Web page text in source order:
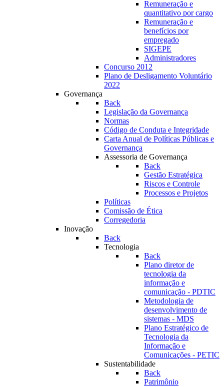
Remuneração e
quantitativo por cargo
Remuneração e
benefícios por
empregado
SIGEPE
Administradores
Concurso 2012
Plano de Desligamento Voluntário
2022
Governança
Back
Legislação da Governança
Normas
Código de Conduta e Integridade
Carta Anual de Políticas Públicas e
Governança
Assessoria de Governança
Back
Gestão Estratégica
Riscos e Controle
Processos e Projetos
Políticas
Comissão de Ética
Corregedoria
Inovação
Back
Tecnologia
Back
Plano diretor de
tecnologia da
informação e
comunicação - PDTIC
Metodologia de
desenvolvimento de
sistemas - MDS
Plano Estratégico de
Tecnologia da
Informação e
Comunicações - PETIC
Sustentabilidade
Back
Patrimônio